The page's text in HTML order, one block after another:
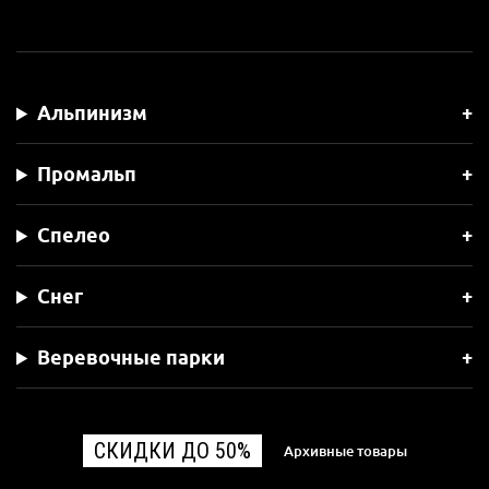
Альпинизм
Промальп
Спелео
Снег
Веревочные парки
СКИДКИ ДО 50% Архивные товары